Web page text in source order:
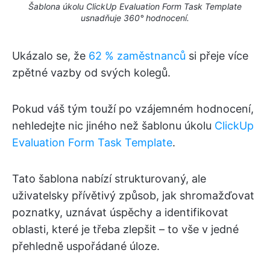
Šablona úkolu ClickUp Evaluation Form Task Template
usnadňuje 360° hodnocení.
Ukázalo se, že 62 % zaměstnanců si přeje více
zpětné vazby od svých kolegů.
Pokud váš tým touží po vzájemném hodnocení,
nehledejte nic jiného než šablonu úkolu ClickUp
Evaluation Form Task Template.
Tato šablona nabízí strukturovaný, ale
uživatelsky přívětivý způsob, jak shromažďovat
poznatky, uznávat úspěchy a identifikovat
oblasti, které je třeba zlepšit – to vše v jedné
přehledně uspořádané úloze.